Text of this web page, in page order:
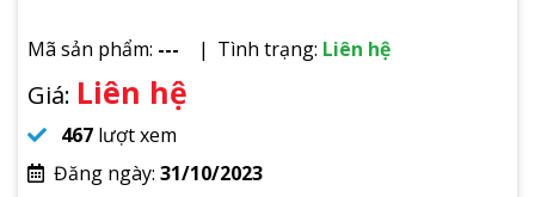
Mã sản phẩm: --- Tình trạng: Liên hệ
Giá: Liên hệ
467 lượt xem
Đăng ngày: 31/10/2023